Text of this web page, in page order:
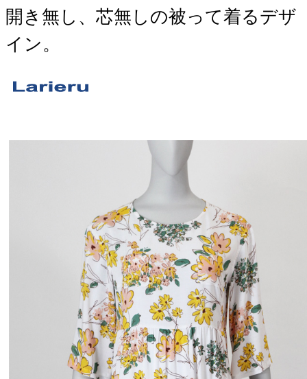
開き無し、芯無しの被って着るデザ
イン。